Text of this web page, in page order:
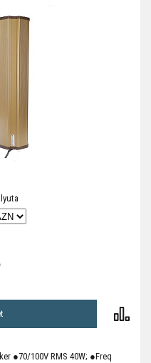
●70/100V RMS 40W; ●Freq